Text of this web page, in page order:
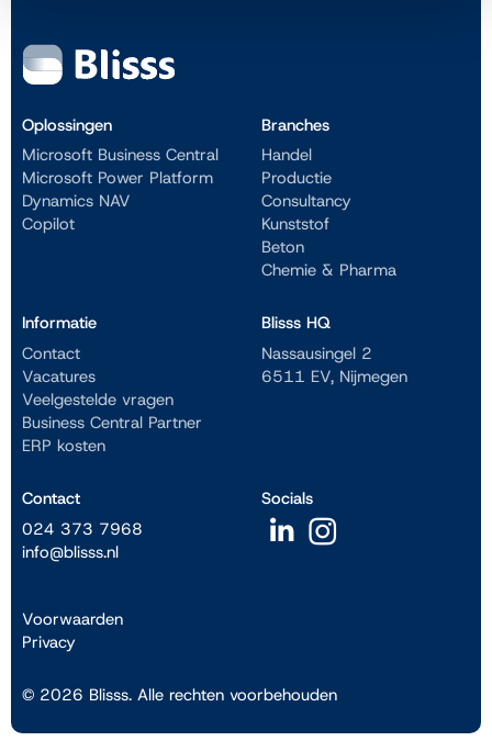
Oplossingen
Microsoft Business Central
Microsoft Power Platform
Dynamics NAV
Copilot
Branches
Handel
Productie
Consultancy
Kunststof
Beton
Chemie & Pharma
Informatie
Contact
Vacatures
Veelgestelde vragen
Business Central Partner
ERP kosten
Blisss HQ
Nassausingel 2
6511 EV, Nijmegen
Contact
024 373 7968
info@blisss.nl
Socials
© 2026 Blisss. Alle rechten voorbehouden
Voorwaarden
Privacy